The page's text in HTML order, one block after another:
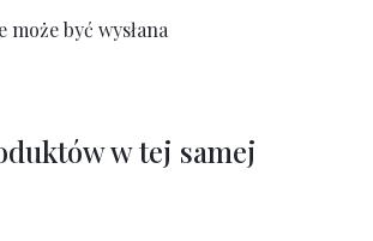
być wysłana
w tej samej